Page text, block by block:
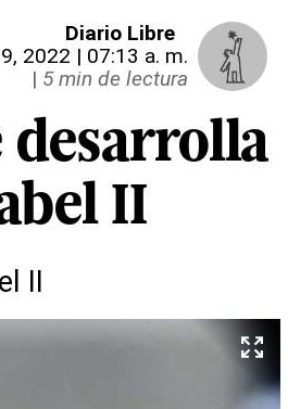
Diario Libre
2022 | 07:13 a. m.
| 5 min de lectura
desarrolla
II
II